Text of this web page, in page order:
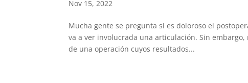
Nov 15, 2022
Mucha gente se pregunta si es doloroso el
va a ver involucrada una articulación. Sin
de una operación cuyos resultados...